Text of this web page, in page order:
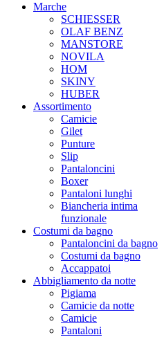
Marche
SCHIESSER
OLAF BENZ
MANSTORE
NOVILA
HOM
SKINY
HUBER
Assortimento
Camicie
Gilet
Punture
Slip
Pantaloncini
Boxer
Pantaloni lunghi
Biancheria intima
funzionale
Costumi da bagno
Pantaloncini da bagno
Costumi da bagno
Accappatoi
Abbigliamento da notte
Pigiama
Camicie da notte
Camicie
Pantaloni